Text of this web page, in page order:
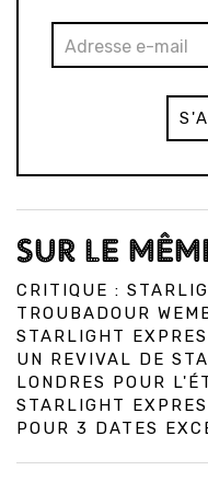
SUR LE
CRITIQUE :
TROUBADOUR
STARLIGHT
UN REVIVAL DE
LONDRES POUR
STARLIGHT
POUR 3 DATES